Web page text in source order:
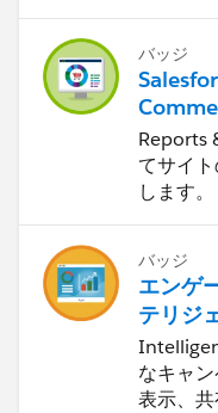
バッジ
Reports
てサイ
します。
バッジ
エンゲ
テリジ
なキャ
表示、共